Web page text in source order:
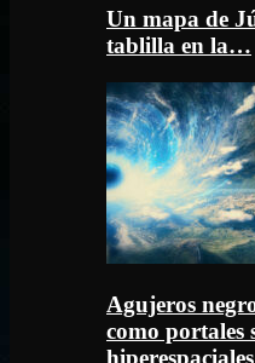
Un mapa de
tablilla en la…
Agujeros
como portales
hiperespaciales